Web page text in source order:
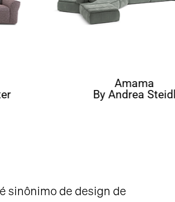
Amama
By Andrea Steidl
sinônimo de design de